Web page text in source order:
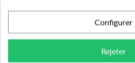
Le produit :
Le té LASCO (RB1320-
Configurer
Rejeter